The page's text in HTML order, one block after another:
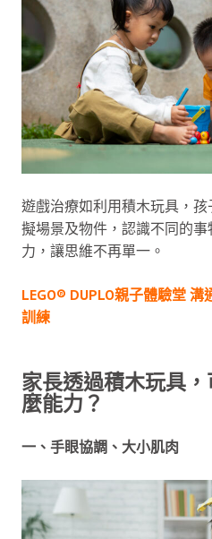
遊戲治療如利用積木玩具，
擬場景及物件，認識不同的
力，讓思維不再單一。
LEGO® DUPLO親子體驗堂
訓練
家長透過積木玩具
麼能力？
一、手眼協調、大小肌肉